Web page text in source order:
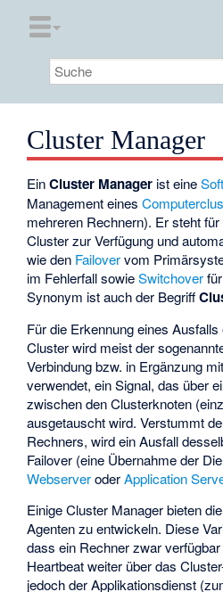
Cluster Manager
EinCluster Manager ist eine
Management eines
mehreren Rechnern). Er steht
Cluster zur Verfügung und
wie den Failovervom
im Fehlerfall sowieSwitchover
Synonym ist auch der Begriff
Für die Erkennung eines
Cluster wird meist der
Verbindung bzw. in Ergänzung
verwendet, ein Signal, das über
zwischen den Clusterknoten
ausgetauscht wird. Verstummt
Rechners, wird ein Ausfall
Failover (eine Übernahme der
WebserveroderApplication
Einige Cluster Manager bieten
Agenten zu entwickeln. Diese
dass ein Rechner zwar
Heartbeat weiter über das
jedoch der Applikationsdienst